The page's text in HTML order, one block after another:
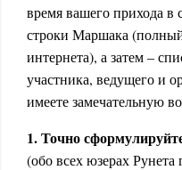
время вашего прихода в
строки Маршака (полный
интернета), а затем –
участника, ведущего и
имеете замечательную
1. Точно
(обо всех юзерах Рунета